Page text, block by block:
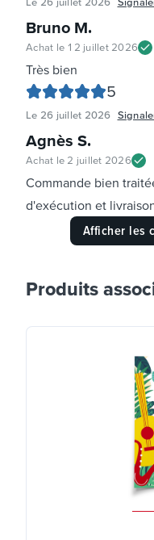
Bruno M.
Achat le 12 juillet 2026
Très bien
5
Le 26 juillet 2026
Agnès S.
Achat le 2 juillet 2026
Commande bien
d'exécution et
Afficher les
Produits